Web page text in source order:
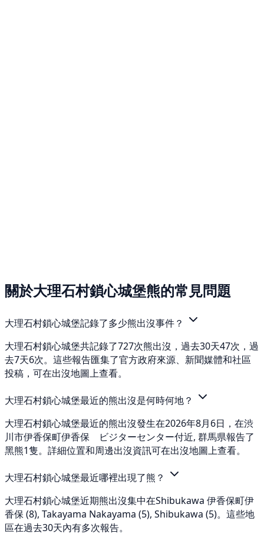
關於大理石村鎖心城堡熊的常見問題
大理石村鎖心城堡記錄了多少熊出沒事件？
大理石村鎖心城堡共記錄了727次熊出沒，過去30天47次，過
去7天6次。這些報告匯集了官方政府來源、新聞媒體和社區
投稿，可在出沒地圖上查看。
大理石村鎖心城堡最近的熊出沒是何時何地？
大理石村鎖心城堡最近的熊出沒發生在2026年8月6日，在渋
川市伊香保町伊香保 ビジターセンター付近, 群馬県報告了
黑熊1隻。詳細位置和周邊出沒資訊可在出沒地圖上查看。
大理石村鎖心城堡最近哪裡出現了熊？
大理石村鎖心城堡近期熊出沒集中在Shibukawa 伊香保町伊
香保 (8), Takayama Nakayama (5), Shibukawa (5)。這些地
區在過去30天內有多次報告。